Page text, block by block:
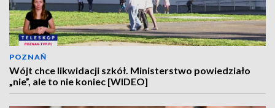
POZNAŃ
Wójt chce likwidacji szkół. Ministerstwo powiedziało
„nie”, ale to nie koniec [WIDEO]